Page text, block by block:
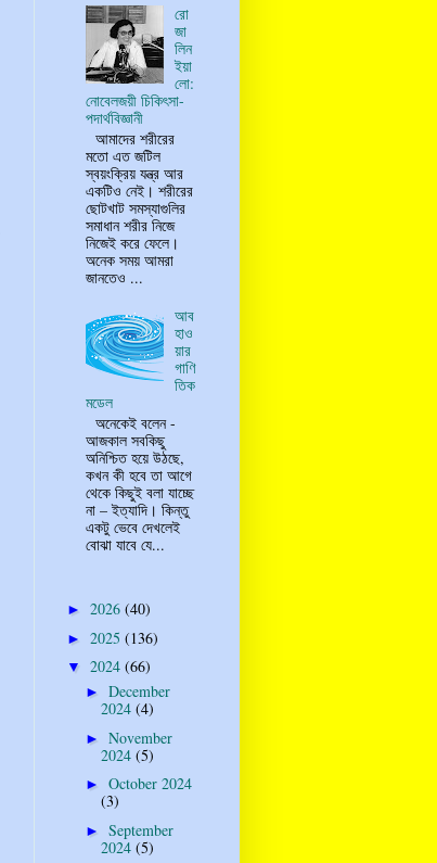
রো
জা
লিন
ইয়া
লো:
নোবেলজয়ী চিকিৎসা-
পদার্থবিজ্ঞানী
আমাদের শরীরের
মতো এত জটিল
স্বয়ংক্রিয় যন্ত্র আর
একটিও নেই। শরীরের
ছোটখাট সমস্যাগুলির
সমাধান শরীর নিজে
নিজেই করে ফেলে।
অনেক সময় আমরা
জানতেও ...
আব
হাও
য়ার
গাণি
তিক
মডেল
অনেকেই বলেন -
আজকাল সবকিছু
অনিশ্চিত হয়ে উঠছে,
কখন কী হবে তা আগে
থেকে কিছুই বলা যাচ্ছে
না – ইত্যাদি। কিন্তু
একটু ভেবে দেখলেই
বোঝা যাবে যে...
► 2026 (40)
► 2025 (136)
▼ 2024 (66)
► December
2024 (4)
► November
2024 (5)
► October 2024
(3)
► September
2024 (5)